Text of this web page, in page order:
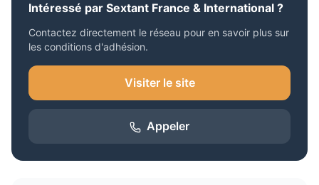
Intéressé par Sextant France & International ?
Contactez directement le réseau pour en savoir plus sur
les conditions d'adhésion.
Visiter le site
Appeler